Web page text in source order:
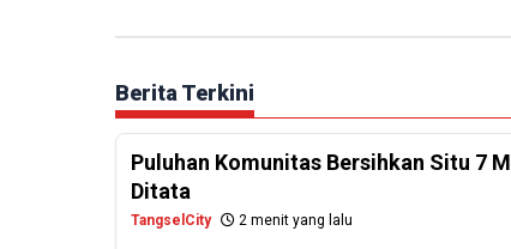
Berita Terkini
Puluhan Komunitas Bersihkan Situ 7
Ditata
TangselCity 2 menit yang lalu